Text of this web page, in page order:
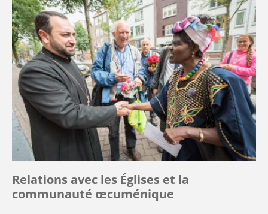
Relations avec les Églises et la
communauté œcuménique